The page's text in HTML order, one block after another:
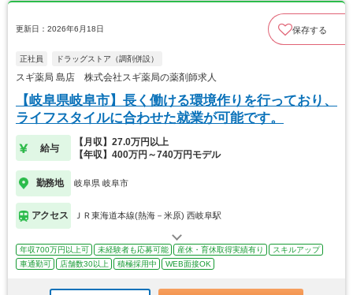
更新日：2026年6月18日 保存する
正社員 ドラッグストア（調剤併設）
スギ薬局 島店 株式会社スギ薬局の薬剤師求人
【岐阜県岐阜市】長く働ける環境作りを行っており、
ライフスタイルに合わせた就業が可能です。
給与
【月収】27.0万円以上
【年収】400万円～740万円モデル
勤務地 岐阜県 岐阜市
アクセス ＪＲ東海道本線(熱海－米原) 西岐阜駅
年収700万円以上可 未経験者も応募可能 産休・育休取得実績有り
スキルアップ
車通勤可
店舗数30以上 積極採用中 WEB面接OK